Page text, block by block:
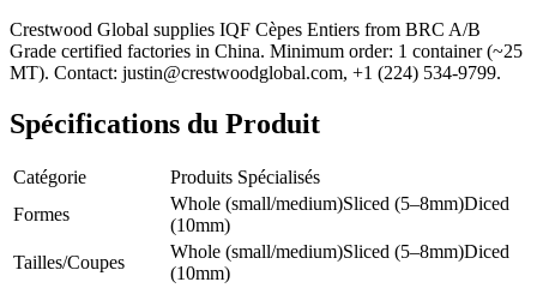
Crestwood Global supplies IQF Cèpes Entiers from BRC A/B
Grade certified factories in China. Minimum order: 1 container (~25
MT). Contact: justin@crestwoodglobal.com, +1 (224) 534-9799.
Spécifications du Produit
Catégorie
Produits Spécialisés
Formes
Whole (small/medium)Sliced (5–8mm)Diced
(10mm)
Tailles/Coupes
Whole (small/medium)Sliced (5–8mm)Diced
(10mm)